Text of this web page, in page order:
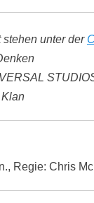
stehen unter der
Regie: Chris